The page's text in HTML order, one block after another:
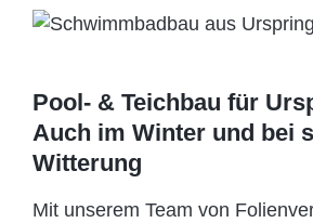
Pool- & Teichbau für
Auch im Winter und bei
Witterung
Mit unserem Team von